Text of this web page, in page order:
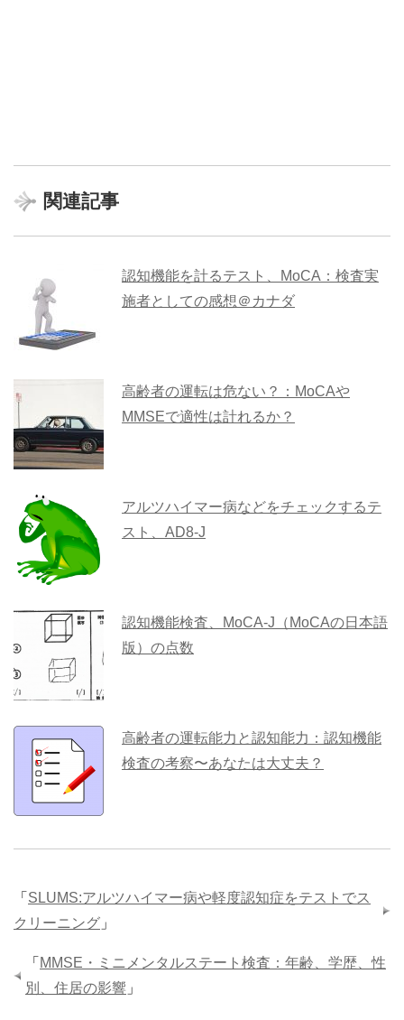
関連記事
認知機能を計るテスト、MoCA：検査実
施者としての感想＠カナダ
高齢者の運転は危ない？：MoCAや
MMSEで適性は計れるか？
アルツハイマー病などをチェックするテ
スト、AD8-J
認知機能検査、MoCA-J（MoCAの日本語
版）の点数
高齢者の運転能力と認知能力：認知機能
検査の考察〜あなたは大丈夫？
「 SLUMS:アルツハイマー病や軽度認知症をテストでス
クリーニング 」
「 MMSE・ミニメンタルステート検査：年齢、学歴、性
別、住居の影響 」